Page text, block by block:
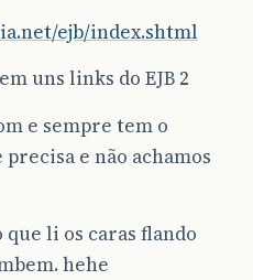
ejb/index.shtml
uns links do EJB 2
e sempre tem o
e não achamos
que li os caras flando
hehe